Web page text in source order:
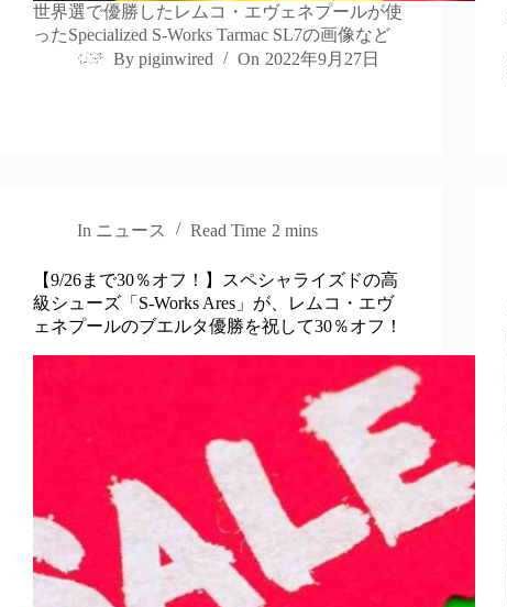
世界選で優勝したレムコ・エヴェネプールが使
ったSpecialized S-Works Tarmac SL7の画像など
By piginwired On 2022年9月27日
In ニュース Read Time 2 mins
【9/26まで30％オフ！】スペシャライズドの高
級シューズ「S-Works Ares」が、レムコ・エヴ
ェネプールのブエルタ優勝を祝して30％オフ！